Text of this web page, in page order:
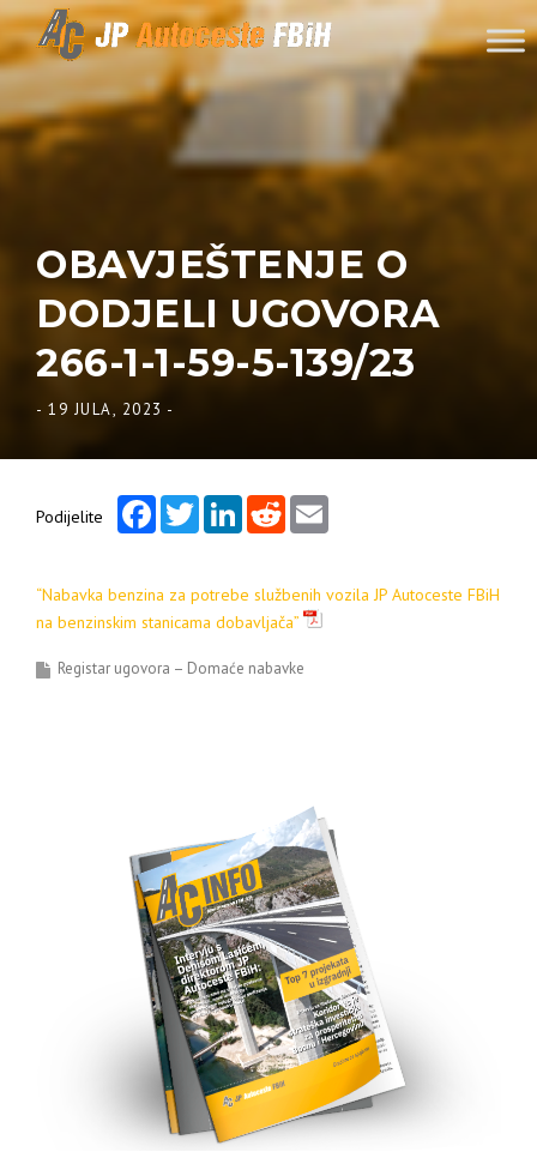
Skip to content
OBAVJEŠTENJE O
DODJELI UGOVORA
266-1-1-59-5-139/23
- 19 JULA, 2023 -
Podijelite
FacebookTwitterLinkedInReddit
“Nabavka benzina za potrebe službenih vozila JP Autoceste FBiH
na benzinskim stanicama dobavljača”
Registar ugovora – Domaće nabavke